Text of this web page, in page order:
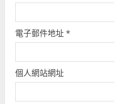
電子郵件地址*
個人網站網址